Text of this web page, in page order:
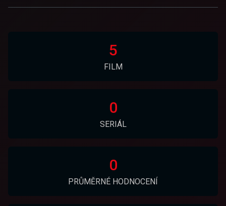
5
FILM
0
SERIÁL
0
PRŮMĚRNÉ HODNOCENÍ